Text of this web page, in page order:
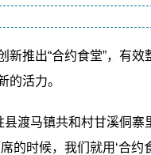
推出“合约食堂”，有效
的活力。
马镇共和村甘溪侗寨
的时候，我们就用‘合